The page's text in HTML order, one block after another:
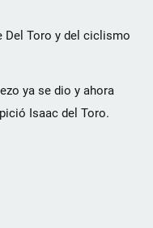
Del Toro y del ciclismo
ya se dio y ahora
Isaac del Toro.